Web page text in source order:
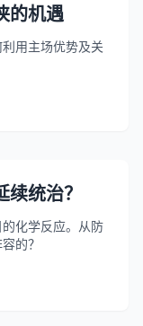
的机遇
用主场优势及关
统治？
化学反应。从防
的？